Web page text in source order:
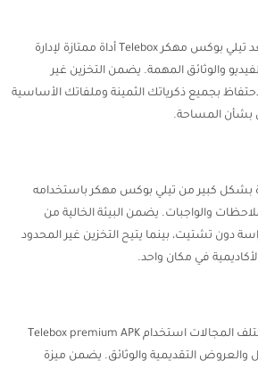
للاستخدام الشخصي، يعد تيلي بوكس مهكر Telebox أداة ممتازة لإدارة
والوثائق المهمة. يضمن التخزين غير
بجميع ذكرياتك الثمينة وملفاتك الأساسية
بشأن المساحة.
بشكل كبير من تيلي بوكس مهكر باستخدامه
والواجبات. يضمن البيئة الخالية من
دون تشتيت، بينما يتيح التخزين غير المحدود
في مكان واحد.
يمكن للمحترفين في مختلف المجالات استخدام Telebox premium APK
والعروض التقديمية والوثائق. يضمن ميزة